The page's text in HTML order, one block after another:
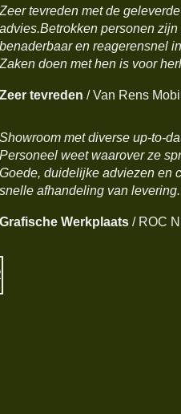
Zeer tevreden met de
advies.Betrokken personen
benaderbaar en reagerensnel
Zaken doen met hen is voor
Zeer tevreden /Van Rens
Showroom met diverse up-to-
Personeel weet waarover ze
Goede, duidelijke adviezen en
snelle afhandeling van levering.
Grafische Werkplaats / ROC